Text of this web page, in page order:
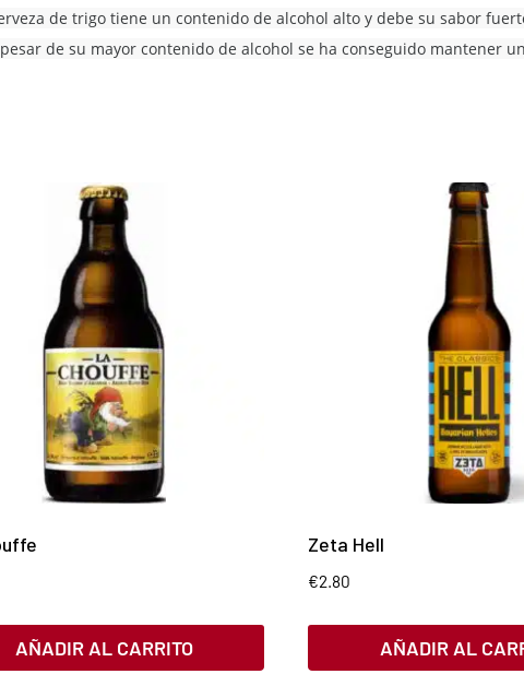
de trigo tiene un contenido de alcohol alto y debe su sabor
de su mayor contenido de alcohol se ha conseguido mantener
AÑADIR AL CARRITO
Zeta Hell
€2.80
AÑADIR AL